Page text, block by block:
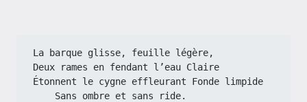
La barque glisse, feuille légère,
Deux rames en fendant l’eau Claire
Étonnent le cygne effleurant Fonde limpide
    Sans ombre et sans ride.